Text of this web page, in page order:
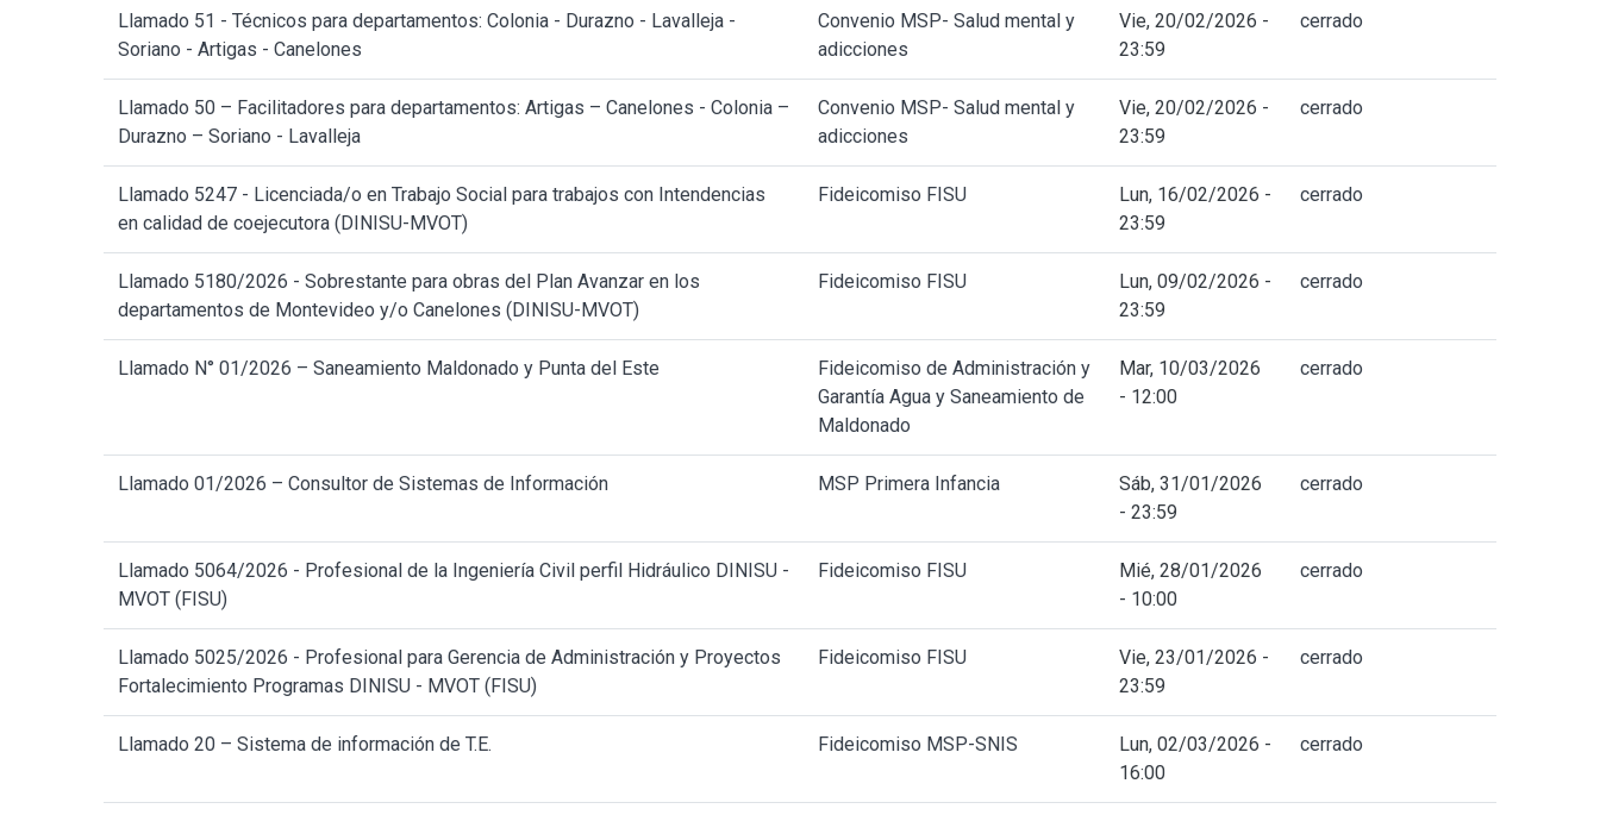
Llamado 51 - Técnicos para departamentos: Colonia - Durazno - Lavalleja -
Soriano - Artigas - Canelones
Convenio MSP- Salud mental y
adicciones
Vie, 20/02/2026 -
23:59
cerrado
Llamado 50 – Facilitadores para departamentos: Artigas – Canelones - Colonia –
Durazno – Soriano - Lavalleja
Convenio MSP- Salud mental y
adicciones
Vie, 20/02/2026 -
23:59
cerrado
Llamado 5247 - Licenciada/o en Trabajo Social para trabajos con Intendencias
en calidad de coejecutora (DINISU-MVOT)
Fideicomiso FISU
Lun, 16/02/2026 -
23:59
cerrado
Llamado 5180/2026 - Sobrestante para obras del Plan Avanzar en los
departamentos de Montevideo y/o Canelones (DINISU-MVOT)
Fideicomiso FISU
Lun, 09/02/2026 -
23:59
cerrado
Llamado N° 01/2026 – Saneamiento Maldonado y Punta del Este
Fideicomiso de Administración y
Garantía Agua y Saneamiento de
Maldonado
Mar, 10/03/2026
- 12:00
cerrado
Llamado 01/2026 – Consultor de Sistemas de Información MSP Primera Infancia
Sáb, 31/01/2026
- 23:59
cerrado
Llamado 5064/2026 - Profesional de la Ingeniería Civil perfil Hidráulico DINISU -
MVOT (FISU)
Fideicomiso FISU
Mié, 28/01/2026
- 10:00
cerrado
Llamado 5025/2026 - Profesional para Gerencia de Administración y Proyectos
Fortalecimiento Programas DINISU - MVOT (FISU)
Fideicomiso FISU
Vie, 23/01/2026 -
23:59
cerrado
Llamado 20 – Sistema de información de T.E. Fideicomiso MSP-SNIS
Lun, 02/03/2026 -
16:00
cerrado